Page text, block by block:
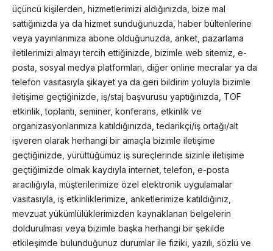
üçüncü kişilerden, hizmetlerimizi aldığınızda, bize mal
sattığınızda ya da hizmet sunduğunuzda, haber bültenlerine
veya yayınlarımıza abone olduğunuzda, anket, pazarlama
iletilerimizi almayı tercih ettiğinizde, bizimle web sitemiz, e-
posta, sosyal medya platformları, diğer online mecralar ya da
telefon vasıtasıyla şikayet ya da geri bildirim yoluyla bizimle
iletişime geçtiğinizde, iş/staj başvurusu yaptığınızda, TOF
etkinlik, toplantı, seminer, konferans, etkinlik ve
organizasyonlarımıza katıldığınızda, tedarikçi/iş ortağı/alt
işveren olarak herhangi bir amaçla bizimle iletişime
geçtiğinizde, yürüttüğümüz iş süreçlerinde sizinle iletişime
geçtiğimizde olmak kaydıyla internet, telefon, e-posta
aracılığıyla, müşterilerimize özel elektronik uygulamalar
vasıtasıyla, iş etkinliklerimize, anketlerimize katıldığınız,
mevzuat yükümlülüklerimizden kaynaklanan belgelerin
doldurulması veya bizimle başka herhangi bir şekilde
etkileşimde bulunduğunuz durumlar ile fiziki, yazılı, sözlü ve